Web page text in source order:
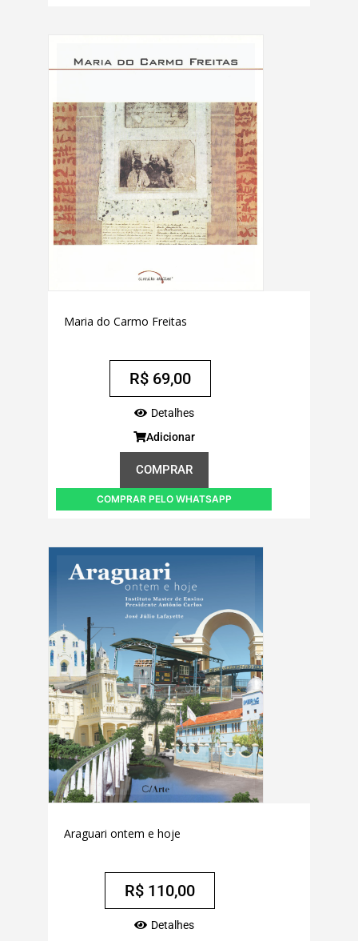
Maria do Carmo Freitas
R$69,00
Detalhes
Adicionar
COMPRAR
COMPRAR PELO WHATSAPP
Araguari ontem e hoje
R$ 110,00
Detalhes